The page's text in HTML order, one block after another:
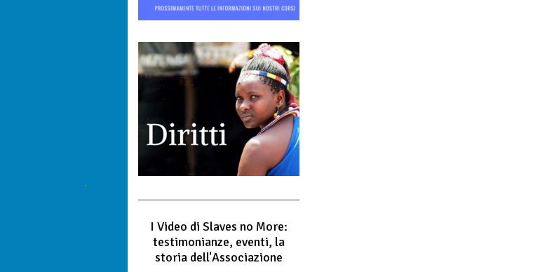
I Video di Slaves no More:
testimonianze, eventi, la
storia dell'Associazione